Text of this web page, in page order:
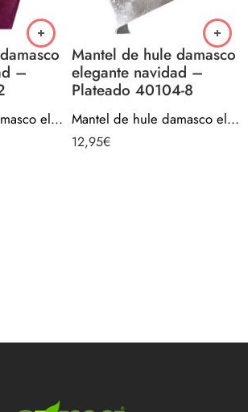
–
Mantel de hule damasco elegante navidad – Violeta 40102-2
Mantel de hule damasco
elegante navidad –
Plateado 40104-8
Mantel de hule damasco elegante navidad – Plateado 40104-8
12,95€